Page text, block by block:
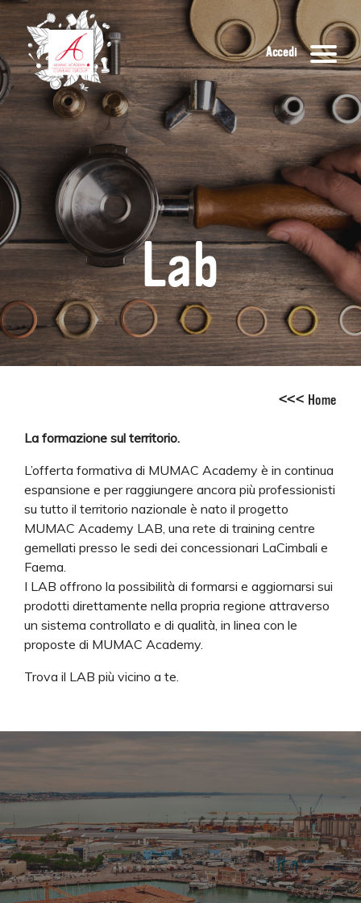
Accedi
Lab
<<< Home
La formazione sul territorio.
L’offerta formativa di MUMAC Academy è in continua
espansione e per raggiungere ancora più professionisti
su tutto il territorio nazionale è nato il progetto
MUMAC Academy LAB, una rete di training centre
gemellati presso le sedi dei concessionari LaCimbali e
Faema.
I LAB offrono la possibilità di formarsi e aggiornarsi sui
prodotti direttamente nella propria regione attraverso
un sistema controllato e di qualità, in linea con le
proposte di MUMAC Academy.
Trova il LAB più vicino a te.